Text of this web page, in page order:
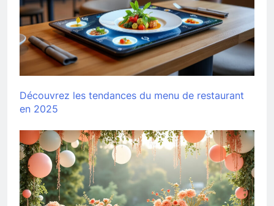
Découvrez les tendances du menu de restaurant
en 2025